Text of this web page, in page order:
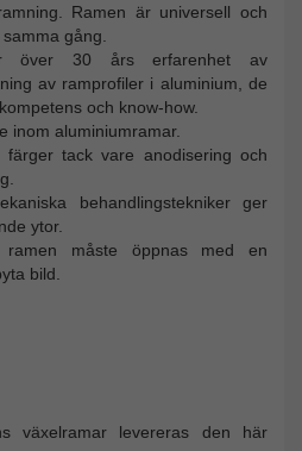
Ramen är universell och
gång.
över 30 års erfarenhet av
av ramprofiler i aluminium, de
och know-how.
inom aluminiumramar.
tack vare anodisering och
behandlingstekniker ger
ytor.
måste öppnas med en
bild.
växelramar levereras den här